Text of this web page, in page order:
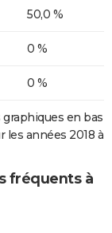
50,0 %
0 %
0 %
en bas
les années 2018 à
fréquents à